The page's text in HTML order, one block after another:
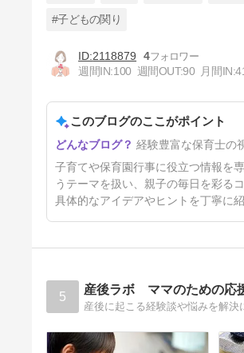
保育園プール『ラッシュガー
ド』は必要？皆着てるの？保育
歳児
#子どもの関り
2118879
4
週間IN:100 週間OUT:90 月間IN:
このブログのここがポイント
経験豊富な保育士の
子育てや保育園行事に役立つ情報を
うテーマを扱い、親子の毎日を彩る
具体的なアイデアやヒントを丁寧に
5 産後ラボ ママのための応
産後に起こる経験談や悩みを解決